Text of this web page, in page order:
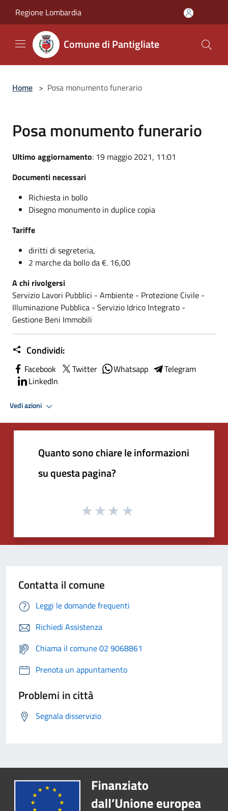
Regione Lombardia
Comune di Pantigliate
Home > Posa monumento funerario
Posa monumento funerario
Ultimo aggiornamento: 19 maggio 2021, 11:01
Documenti necessari
Richiesta in bollo
Disegno monumento in duplice copia
Tariffe
diritti di segreteria,
2 marche da bollo da €. 16,00
A chi rivolgersi
Servizio Lavori Pubblici - Ambiente - Protezione Civile -
Illuminazione Pubblica - Servizio Idrico Integrato -
Gestione Beni Immobili
Condividi:
Facebook Twitter Whatsapp
Telegram
LinkedIn
Vedi azioni
Quanto sono chiare le informazioni
su questa pagina?
Contatta il comune
Leggi le domande frequenti
Richiedi Assistenza
Chiama il comune 02 9068861
Prenota un appuntamento
Problemi in città
Segnala disservizio